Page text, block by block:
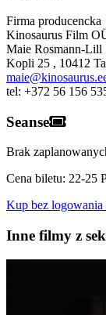
Firma producencka
Kinosaurus Film
Maie Rosmann-Lill
Kopli 25 , 10412
tel: +372 56 156
Seanse
Brak
Cena biletu: 22-25
Kup bez
Inne filmy z